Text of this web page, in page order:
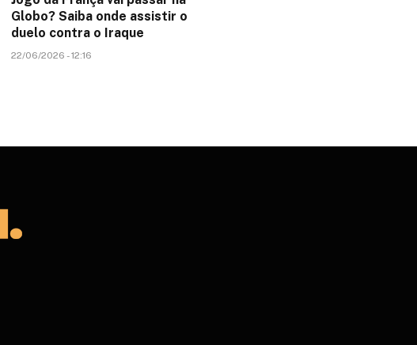
Globo? Saiba onde assistir o
duelo contra o Iraque
22/06/2026 - 12:16